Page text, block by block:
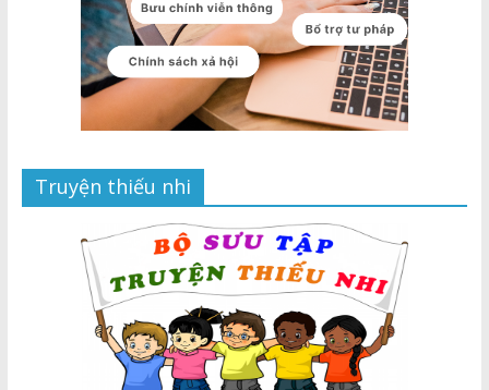
Truyện thiếu nhi